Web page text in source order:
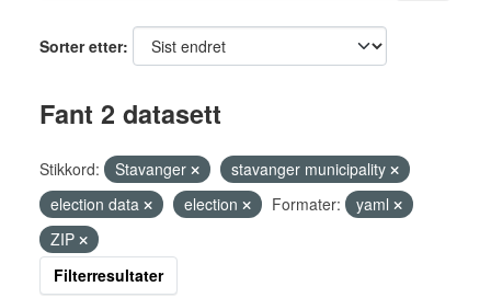
Sorter etter
Fant 2 datasett
Stikkord: Stavanger
stavanger municipality
election data
election Formater:
yaml
ZIP
Filterresultater